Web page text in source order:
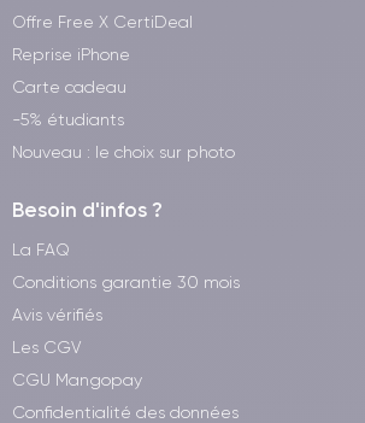
Offre Free X CertiDeal
Reprise iPhone
Carte cadeau
-5% étudiants
Nouveau : le choix sur photo
Besoin d'infos ?
La FAQ
Conditions garantie 30 mois
Avis vérifiés
Les CGV
CGU Mangopay
Confidentialité des données